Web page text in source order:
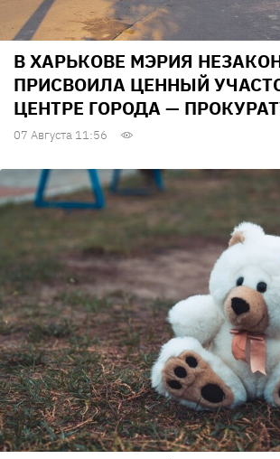
В ХАРЬКОВЕ МЭРИЯ
ПРИСВОИЛА ЦЕННЫЙ
ЦЕНТРЕ ГОРОДА —
07 Августа 11:56